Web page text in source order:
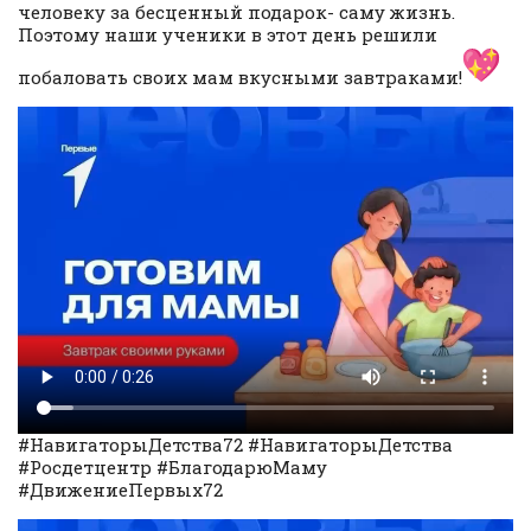
человеку за бесценный подарок- саму жизнь.
Поэтому наши ученики в этот день решили
побаловать своих мам вкусными завтраками!
#НавигаторыДетства72 #НавигаторыДетства
#Росдетцентр #БлагодарюМаму
#ДвижениеПервых72